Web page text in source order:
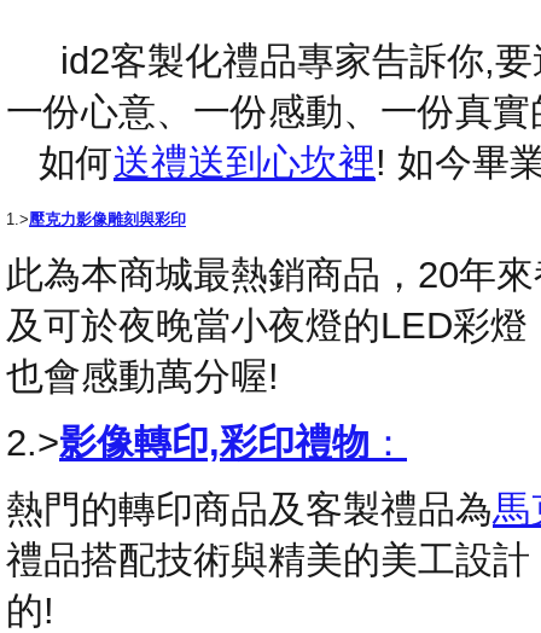
id2客製化禮品專家告訴你,要
一份心意、一份感動、一份真
如何送禮送到心坎裡! 如今畢
1.>壓克力影像雕刻與彩印
此為本商城最熱銷商品，20年
及可於夜晚當小夜燈的LED彩
也會感動萬分喔!
2.>影像轉印,彩印禮物 ：
熱門的轉印商品及客製禮品為馬
禮品搭配技術與精美的美工設
的!